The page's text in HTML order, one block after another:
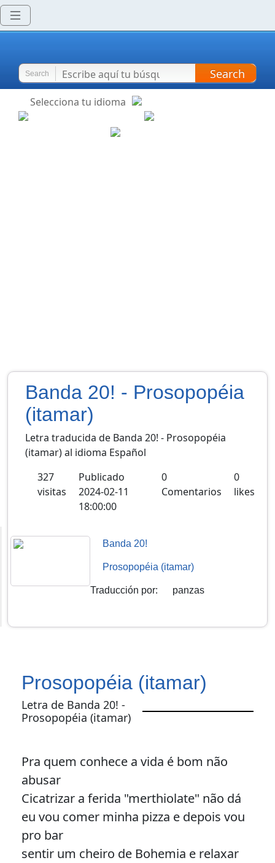
Search Search
Selecciona tu idioma
Banda 20! - Prosopopéia
(itamar)
Letra traducida de Banda 20! - Prosopopéia
(itamar) al idioma Español
327
visitas
Publicado
2024-02-11
18:00:00
0
Comentarios
0
likes
Banda 20!
Prosopopéia (itamar)
Traducción por: panzas
Prosopopéia (itamar)
Letra de Banda 20! -
Prosopopéia (itamar)
Pra quem conhece a vida é bom não
abusar
Cicatrizar a ferida "merthiolate" não dá
eu vou comer minha pizza e depois vou
pro bar
sentir um cheiro de Bohemia e relaxar